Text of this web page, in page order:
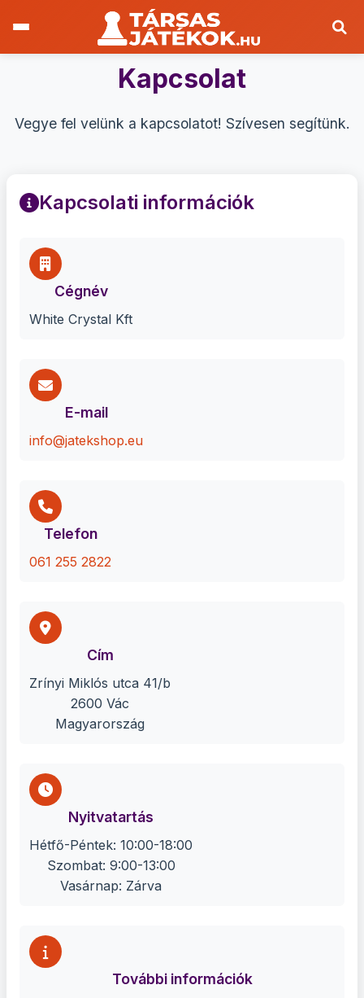
Kapcsolat
Vegye fel velünk a kapcsolatot! Szívesen segítünk.
Kapcsolati információk
Cégnév
White Crystal Kft
E-mail
info@jatekshop.eu
Telefon
061 255 2822
Cím
Zrínyi Miklós utca 41/b
2600 Vác
Magyarország
Nyitvatartás
Hétfő-Péntek: 10:00-18:00
Szombat: 9:00-13:00
Vasárnap: Zárva
További információk